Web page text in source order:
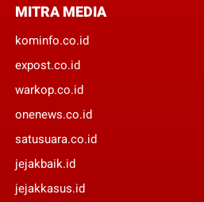
MITRA MEDIA
kominfo.co.id
expost.co.id
warkop.co.id
onenews.co.id
satusuara.co.id
jejakbaik.id
jejakkasus.id